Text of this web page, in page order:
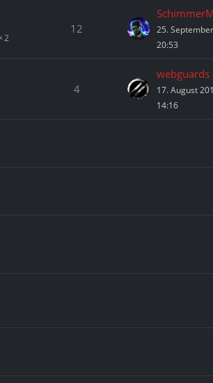
2
12
25.
20:53
4
webguards
17. August
14:16